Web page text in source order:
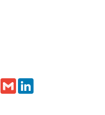
Message
Gmail